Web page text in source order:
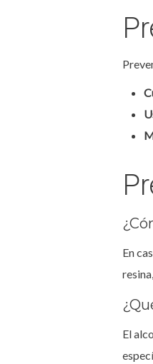
En
El